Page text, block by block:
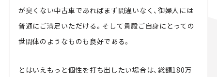
が臭くない中古車であればまず間違いなく、御婦人には
普通にご満足いただける。そして貴殿ご自身にとっての
世間体のようなものも良好である。
とはいえもっと個性を打ち出したい場合は、総額180万